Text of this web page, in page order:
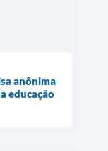
anônima
educação